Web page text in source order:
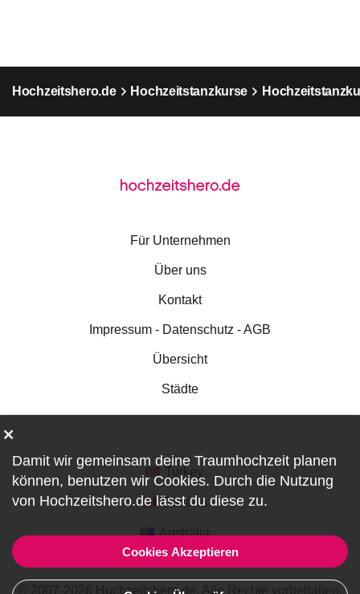
Hochzeitshero.de Hochzeitstanzkurse
Für Unternehmen
Über uns
Kontakt
Impressum - Datenschutz - AGB
Übersicht
Städte
Canada
Australia
© 2007-2026 Hochzeitshero.de. Alle Rechte vorbehalten.
Damit wir gemeinsam deine Traumhochzeit planen
können, benutzen wir Cookies. Durch die Nutzung
von Hochzeitshero.de lässt du diese zu.
Cookies Akzeptieren